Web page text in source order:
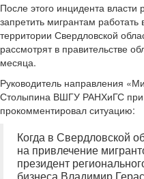
После этого инцидента
запретить мигрантам
территории Свердловской
рассмотрят в правительстве
месяца.
Руководитель направления
Столыпина ВШГУ РАНХиГС при
прокомментировал ситуацию:
Когда в Свердловской
на привлечение
президент
бизнеса Владимир